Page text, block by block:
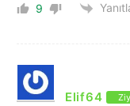
9
Elif64